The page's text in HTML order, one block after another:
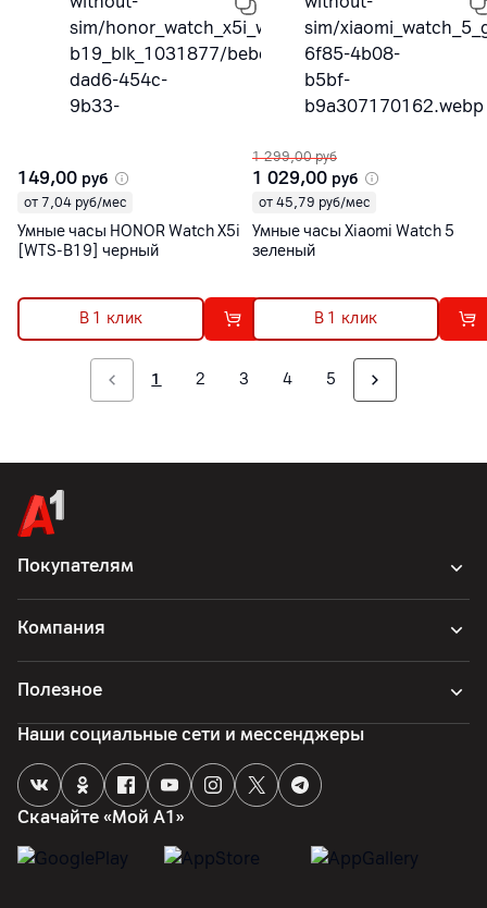
149,00 руб
от 7,04 руб/мес
Умные часы HONOR Watch X5i
[WTS-B19] черный
В 1 клик
1 299,00 руб
1 029,00 руб
от 45,79 руб/мес
Умные часы Xiaomi Watch 5
зеленый
В 1 клик
1 2 3 4 5
Покупателям
Компания
Полезное
Скачайте «Мой А1»
Наши социальные сети и мессенджеры